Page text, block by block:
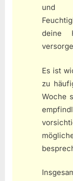
und
deine
Es ist
zu
Woche